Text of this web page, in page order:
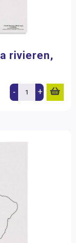
rivieren,
- +